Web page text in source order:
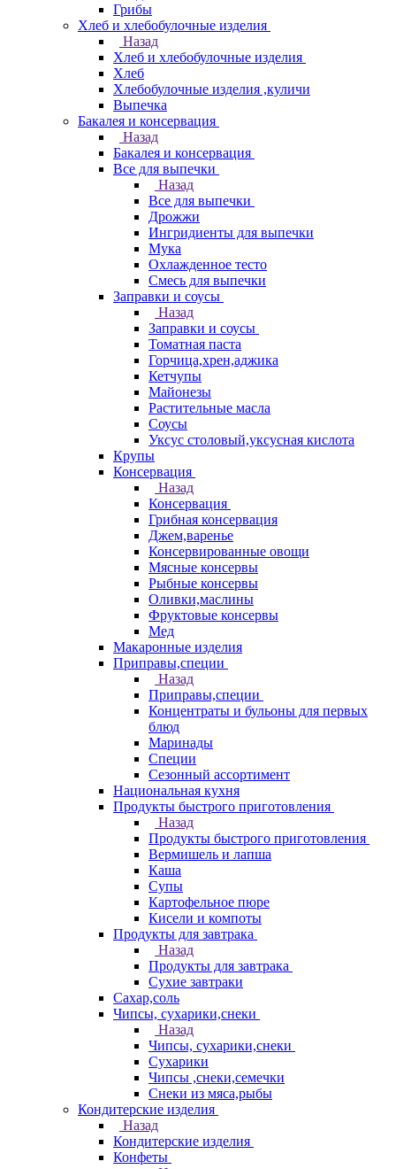
Грибы
Хлеб и хлебобулочные изделия
Назад
Хлеб и хлебобулочные изделия
Хлеб
Хлебобулочные изделия ,куличи
Выпечка
Бакалея и консервация
Назад
Бакалея и консервация
Все для выпечки
Назад
Все для выпечки
Дрожжи
Ингридиенты для выпечки
Мука
Охлажденное тесто
Смесь для выпечки
Заправки и соусы
Назад
Заправки и соусы
Томатная паста
Горчица,хрен,аджика
Кетчупы
Майонезы
Растительные масла
Соусы
Уксус столовый,уксусная кислота
Крупы
Консервация
Назад
Консервация
Грибная консервация
Джем,варенье
Консервированные овощи
Мясные консервы
Рыбные консервы
Оливки,маслины
Фруктовые консервы
Мед
Макаронные изделия
Приправы,специи
Назад
Приправы,специи
Концентраты и бульоны для первых
блюд
Маринады
Специи
Сезонный ассортимент
Национальная кухня
Продукты быстрого приготовления
Назад
Продукты быстрого приготовления
Вермишель и лапша
Каша
Супы
Картофельное пюре
Кисели и компоты
Продукты для завтрака
Назад
Продукты для завтрака
Сухие завтраки
Сахар,соль
Чипсы, сухарики,снеки
Назад
Чипсы, сухарики,снеки
Сухарики
Чипсы ,снеки,семечки
Снеки из мяса,рыбы
Кондитерские изделия
Назад
Кондитерские изделия
Конфеты